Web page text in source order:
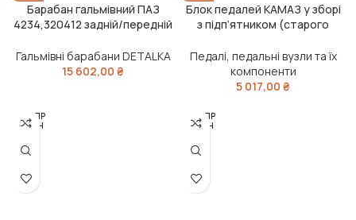
Барабан гальмівний ПАЗ
4234,320412 задній/передній
160 мм) (DETALKA)
Гальмівні барабани DETALKA
15 602,00 ₴
Блок педалей КАМАЗ у зборі
з підп’ятником (старого
Педалі, педальні вузли та їх
компоненти
5 017,00 ₴
РОЗПР
ОДАН
РОЗПР
ОДАН